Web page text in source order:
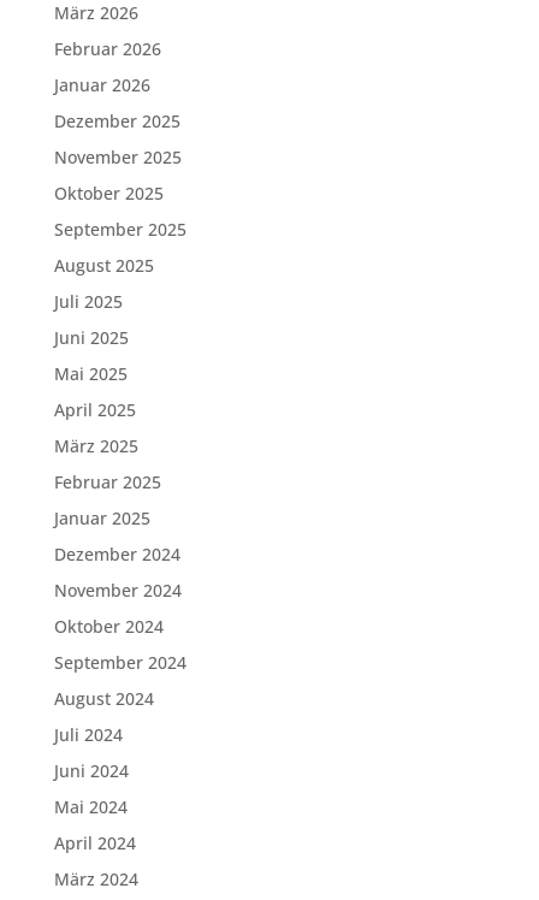
März 2026
Februar 2026
Januar 2026
Dezember 2025
November 2025
Oktober 2025
September 2025
August 2025
Juli 2025
Juni 2025
Mai 2025
April 2025
März 2025
Februar 2025
Januar 2025
Dezember 2024
November 2024
Oktober 2024
September 2024
August 2024
Juli 2024
Juni 2024
Mai 2024
April 2024
März 2024